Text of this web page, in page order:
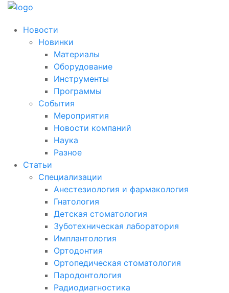
Новости
Новинки
Материалы
Оборудование
Инструменты
Программы
События
Мероприятия
Новости компаний
Наука
Разное
Статьи
Специализации
Анестезиология и фармакология
Гнатология
Детская стоматология
Зуботехническая лаборатория
Имплантология
Ортодонтия
Ортопедическая стоматология
Пародонтология
Радиодиагностика